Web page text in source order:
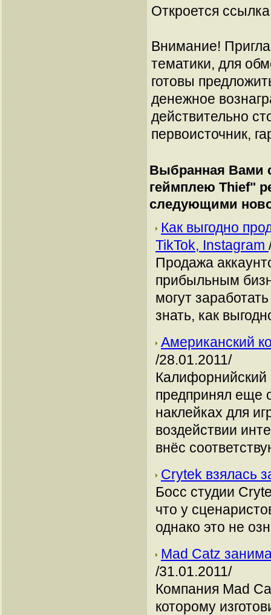
Откроется
Внимание!
тематики, для
готовы
денежное
действительно
первоисточник,
Выбранная Вами
геймплею Thief"
следующими
Как выгодно
TikTok, Instagram
Продажа
прибыльным
могут
знать, как
Американский
/28.01.2011/
Калифорнийский
предпринял еще
наклейках для
воздействии
внёс
Crytek взялась
Босс студии
что у
однако это не
Mad Catz
/31.01.2011/
Компания Mad
которому